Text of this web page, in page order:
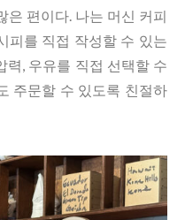
은 편이다. 나는 머신 커피
피를 직접 작성할 수 있는
력, 우유를 직접 선택할 수
주문할 수 있도록 친절하